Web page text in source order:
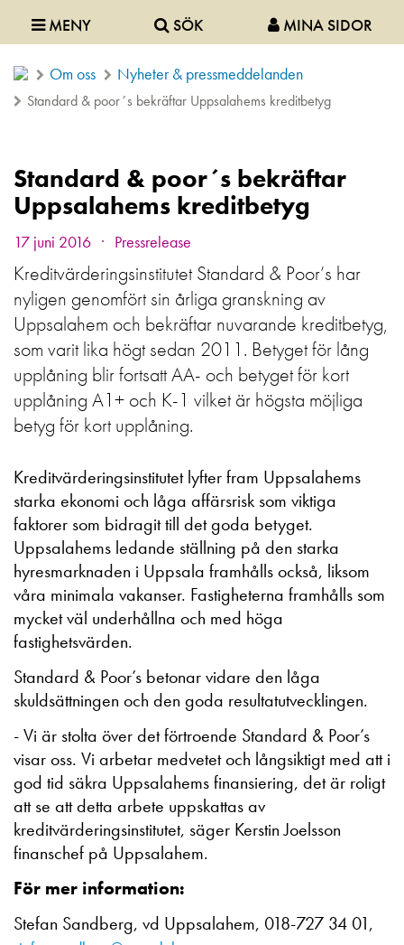
MENY SÖK MINA SIDOR
Om oss Nyheter & pressmeddelanden
Standard & poor´s bekräftar Uppsalahems kreditbetyg
Standard & poor´s bekräftar
Uppsalahems kreditbetyg
17 juni 2016 . Pressrelease
Kreditvärderingsinstitutet Standard & Poor’s har
nyligen genomfört sin årliga granskning av
Uppsalahem och bekräftar nuvarande kreditbetyg,
som varit lika högt sedan 2011. Betyget för lång
upplåning blir fortsatt AA- och betyget för kort
upplåning A1+ och K-1 vilket är högsta möjliga
betyg för kort upplåning.
Kreditvärderingsinstitutet lyfter fram Uppsalahems
starka ekonomi och låga affärsrisk som viktiga
faktorer som bidragit till det goda betyget.
Uppsalahems ledande ställning på den starka
hyresmarknaden i Uppsala framhålls också, liksom
våra minimala vakanser. Fastigheterna framhålls som
mycket väl underhållna och med höga
fastighetsvärden.
Standard & Poor’s betonar vidare den låga
skuldsättningen och den goda resultatutvecklingen.
- Vi är stolta över det förtroende Standard & Poor’s
visar oss. Vi arbetar medvetet och långsiktigt med att i
god tid säkra Uppsalahems finansiering, det är roligt
att se att detta arbete uppskattas av
kreditvärderingsinstitutet, säger Kerstin Joelsson
finanschef på Uppsalahem.
För mer information:
Stefan Sandberg, vd Uppsalahem, 018-727 34 01,